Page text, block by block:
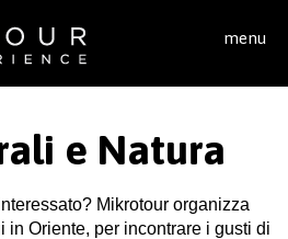
menu
e Natura
Mikrotour organizza
Oriente, per incontrare i gusti di